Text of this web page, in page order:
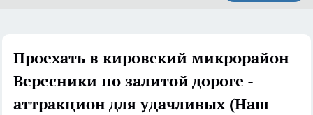
Проехать в кировский микрорайон
Вересники по залитой дороге -
аттракцион для удачливых (Наш